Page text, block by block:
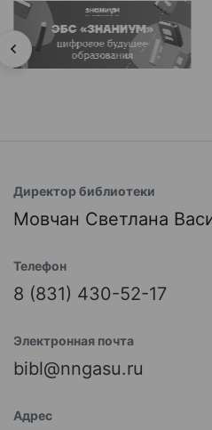
Директор библиотеки
Мовчан Светлана
Телефон
8 (831) 430-52-17
Электронная почта
bibl@nngasu.ru
Адрес